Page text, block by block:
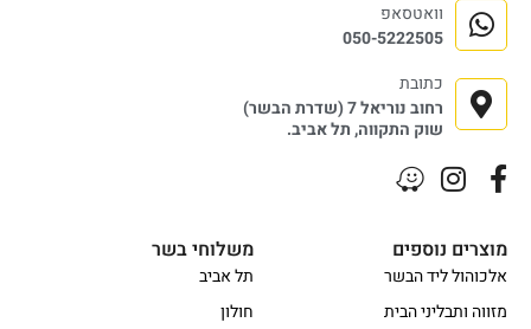
משלוחי בשר
תל אביב
חולון
מוצרים נוספים
אלכוהול ליד הבשר
מזווה ותבליני הבית
וואטסאפ
050-5222505
כתובת
רחוב נוריאל 7 (שדרת הבשר)
שוק התקווה, תל אביב.